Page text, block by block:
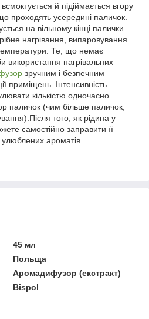
й підіймається вгору
проходять усередині паличок.
на вільному кінці палички.
нагрівання, випаровування
температури. Те, що немає
використання нагрівальних
зручним і безпечним
приміщень. Інтенсивність
кількістю одночасно
паличок (чим більше паличок,
того, як рідина у
самостійно заправити її
ароматів
45 мл
Польща
Аромадифузор (екстракт)
Bispol